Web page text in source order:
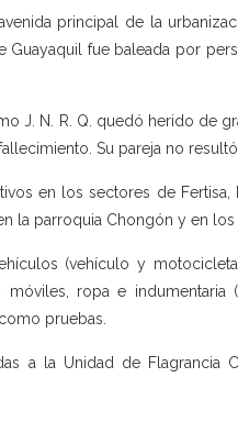
principal de la
fue baleada por
J. N. R. Q. quedó herido de
Su pareja no resultó
en los sectores de Fertisa,
la parroquia Chongón y en los
(vehículo y
ropa e
pruebas.
a la Unidad de